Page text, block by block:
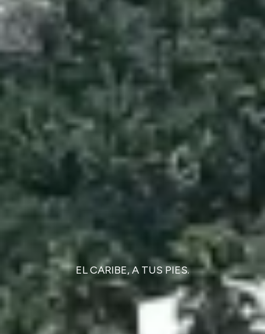
EL CARIBE, A TUS PIES.